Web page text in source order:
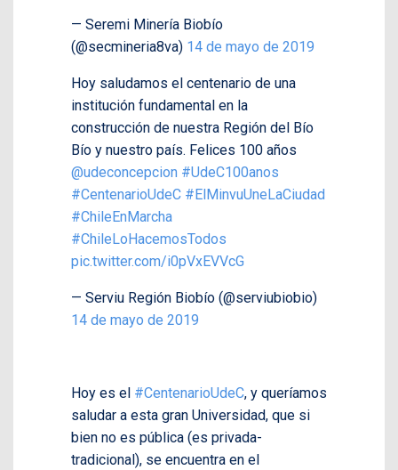
— Seremi Minería Biobío
(@secmineria8va) 14 de mayo de 2019
Hoy saludamos el centenario de una
institución fundamental en la
construcción de nuestra Región del Bío
Bío y nuestro país. Felices 100 años
@udeconcepcion #UdeC100anos
#CentenarioUdeC #ElMinvuUneLaCiudad
#ChileEnMarcha
#ChileLoHacemosTodos
pic.twitter.com/i0pVxEVVcG
— Serviu Región Biobío (@serviubiobio)
14 de mayo de 2019
Hoy es el #CentenarioUdeC, y queríamos
saludar a esta gran Universidad, que si
bien no es pública (es privada-
tradicional), se encuentra en el